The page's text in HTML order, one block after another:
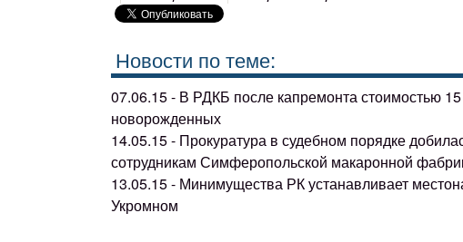
Новости по теме:
07.06.15 - В РДКБ после капремонта стоимостью
новорожденных
14.05.15 - Прокуратура в судебном порядке
сотрудникам Симферопольской макаронной
13.05.15 - Минимущества РК устанавливает
Укромном